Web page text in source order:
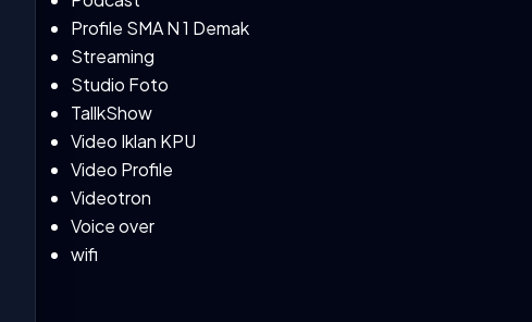
Profile SMA N 1 Demak
Streaming
Studio Foto
TallkShow
Video Iklan KPU
Video Profile
Videotron
Voice over
wifi